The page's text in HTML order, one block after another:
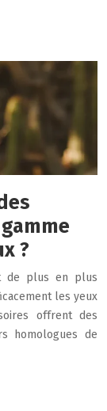
?
de plus en plus
les yeux
offrent des
homologues de